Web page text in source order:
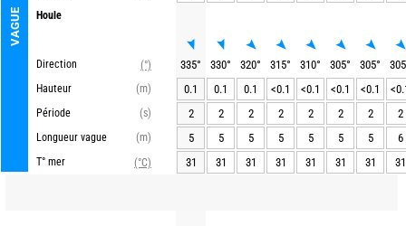
VAGUE
Houle
Direction
(°)
Hauteur
(m)
Période
(s)
Longueur vague
(m)
T° mer
(°C)
335° 330° 320° 315° 310° 305° 305°
305
0.1
0.1 0.1 <0.1 <0.1 <0.1 <0.1
2
2 2 2 2 2 2
2
5
5 5 5 5 5 5
6
31
31 31 31 31 31 31 31